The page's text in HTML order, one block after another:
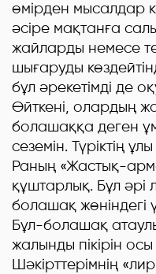
өмірден мысалдар
әсіре мақтанға
жайларды немесе
шығаруды
бұл әрекетімді де
Өйткені, олардың
болашаққа деген
сеземін. Түріктің
Раның «Жастық-
құштарлық. Бұл әрі
болашақ жөніндегі
Бұл-болашақ
жалынды пікірін
Шәкірттерімнің